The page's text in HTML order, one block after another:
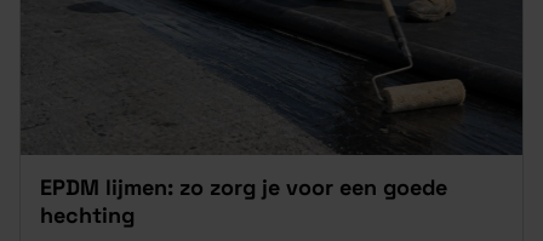
EPDM lijmen: zo zorg je voor een goede
hechting